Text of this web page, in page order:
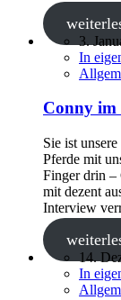
3.
In
Conny im
Sie ist
Pferde mit
Finger drin –
mit dezent
Interview
14.
In